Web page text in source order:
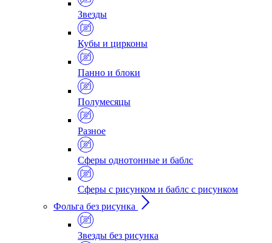
Звезды
Кубы и цирконы
Панно и блоки
Полумесяцы
Разное
Сферы однотонные и баблс
Сферы с рисунком и баблс с рисунком
Фольга без рисунка
Звезды без рисунка